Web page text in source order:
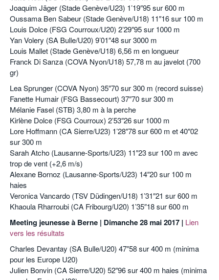
Joaquim Jäger (Stade Genève/U23) 1’19″95 sur 600 m
Oussama Ben Sabeur (Stade Genève/U18) 11″16 sur 100 m
Louis Dolce (FSG Courroux/U20) 2’29″95 sur 1000 m
Yan Volery (SA Bulle/U20) 9’01″48 sur 3000 m
Louis Mallet (Stade Genève/U18) 6,56 m en longueur
Franck Di Sanza (COVA Nyon/U18) 57,78 m au javelot (700
gr)
Lea Sprunger (COVA Nyon) 35″70 sur 300 m (record suisse)
Fanette Humair (FSG Bassecourt) 37″70 sur 300 m
Mélanie Fasel (STB) 3,80 m à la perche
Kirlène Dolce (FSG Courroux) 2’53″26 sur 1000 m
Lore Hoffmann (CA Sierre/U23) 1’28″78 sur 600 m et 40″02
sur 300 m
Sarah Atcho (Lausanne-Sports/U23) 11″23 sur 100 m avec
trop de vent (+2,6 m/s)
Alexane Bornoz (Lausanne-Sports/U23) 14″20 sur 100 m
haies
Veronica Vancardo (TSV Düdingen/U18) 1’31″21 sur 600 m
Khaoula Rharroubi (CA Fribourg/U20) 1’35″18 sur 600 m
Meeting jeunesse à Berne | Dimanche 28 mai 2017 | Lien
vers les résultats
Charles Devantay (SA Bulle/U20) 47″58 sur 400 m (minima
pour les Europe U20)
Julien Bonvin (CA Sierre/U20) 52″96 sur 400 m haies (minima